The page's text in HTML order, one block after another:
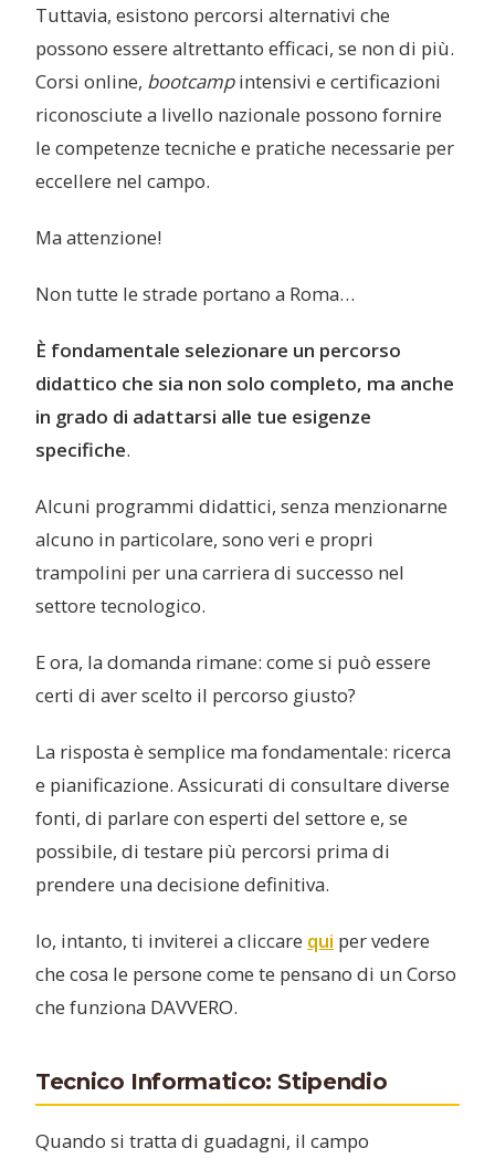
Tuttavia, esistono percorsi alternativi che
possono essere altrettanto efficaci, se non di più.
Corsi online, bootcampintensivi e certificazioni
riconosciute a livello nazionale possono fornire
le competenze tecniche e pratiche necessarie per
eccellere nel campo.
Ma attenzione!
Non tutte le strade portano a Roma…
È fondamentale selezionare un percorso
didattico che sia non solo completo, ma anche
in grado di adattarsi alle tue esigenze
specifiche.
Alcuni programmi didattici, senza menzionarne
alcuno in particolare, sono veri e propri
trampolini per una carriera di successo nel
settore tecnologico.
E ora, la domanda rimane: come si può essere
certi di aver scelto il percorso giusto?
La risposta è semplice ma fondamentale: ricerca
e pianificazione. Assicurati di consultare diverse
fonti, di parlare con esperti del settore e, se
possibile, di testare più percorsi prima di
prendere una decisione definitiva.
Io, intanto, ti inviterei a cliccare qui per vedere
che cosa le persone come te pensano di un Corso
che funziona DAVVERO.
Tecnico Informatico: Stipendio
Quando si tratta di guadagni, il campo